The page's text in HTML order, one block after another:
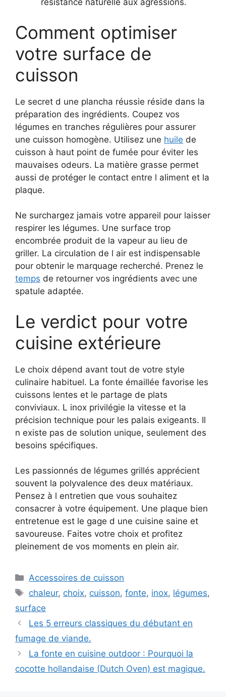
résistance naturelle aux agressions.
Comment optimiser
votre surface de
cuisson
Le secret d une plancha réussie réside dans la
préparation des ingrédients. Coupez vos
légumes en tranches régulières pour assurer
une cuisson homogène. Utilisez une huile de
cuisson à haut point de fumée pour éviter les
mauvaises odeurs. La matière grasse permet
aussi de protéger le contact entre l aliment et la
plaque.
Ne surchargez jamais votre appareil pour laisser
respirer les légumes. Une surface trop
encombrée produit de la vapeur au lieu de
griller. La circulation de l air est indispensable
pour obtenir le marquage recherché. Prenez le
temps de retourner vos ingrédients avec une
spatule adaptée.
Le verdict pour votre
cuisine extérieure
Le choix dépend avant tout de votre style
culinaire habituel. La fonte émaillée favorise les
cuissons lentes et le partage de plats
conviviaux. L inox privilégie la vitesse et la
précision technique pour les palais exigeants. Il
n existe pas de solution unique, seulement des
besoins spécifiques.
Les passionnés de légumes grillés apprécient
souvent la polyvalence des deux matériaux.
Pensez à l entretien que vous souhaitez
consacrer à votre équipement. Une plaque bien
entretenue est le gage d une cuisine saine et
savoureuse. Faites votre choix et profitez
pleinement de vos moments en plein air.
Catégories
Accessoires de cuisson
Étiquettes
chaleur, choix, cuisson,fonte, inox, légumes,
surface
Les 5 erreurs classiques du débutant en
fumage de viande.
La fonte en cuisine outdoor : Pourquoi la
cocotte hollandaise (Dutch Oven) est magique.